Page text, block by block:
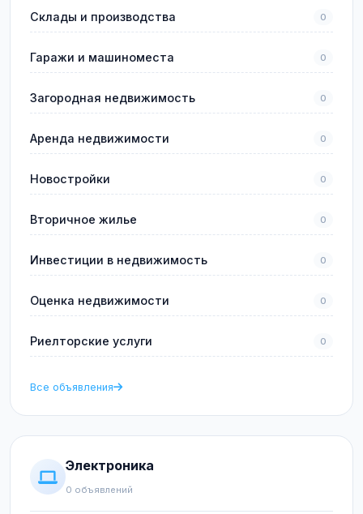
Склады и производства 0
Гаражи и машиноместа 0
Загородная недвижимость 0
Аренда недвижимости 0
Новостройки 0
Вторичное жилье 0
Инвестиции в недвижимость 0
Оценка недвижимости 0
Риелторские услуги 0
Все объявления
Электроника
0 объявлений